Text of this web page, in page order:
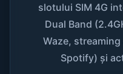
slotului SIM 4G
Dual Band
Waze,
Spotify) și